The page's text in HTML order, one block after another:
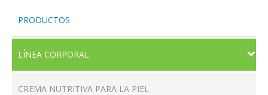
¿QUIÉNES SOMOS?
PRODUCTOS
LÍNEA CORPORAL
CREMA NUTRITIVA PARA LA PIEL